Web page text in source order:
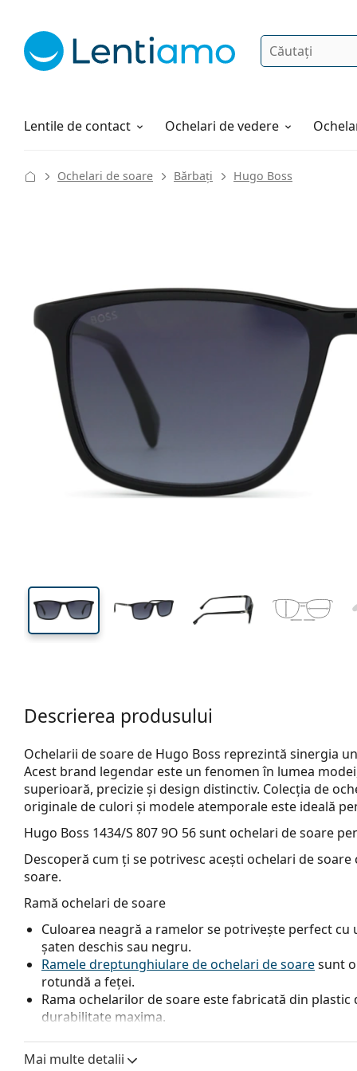
Căutare
Lentile de contact
Soluții Ochelari de vedere
Cum comandați
Ochelari de soare Bărbați Hugo Boss
42 mm
Înălțime lentilă Lățimea lentilei
Lățimea
Descrierea produsului
Ochelarii de soare de Hugo Boss reprezintă sinergia
Acest brand legendar este un fenomen în lumea
superioară, precizie și design distinctiv. Colecția de
originale de culori și modele atemporale este ideală
Hugo Boss 1434/S 807 9O 56sunt ochelari de soare
Descoperă cum ți se potrivesc acești ochelari de
soare.
Ramă ochelari de soare
Culoarea neagră a ramelor se potrivește perfect
șaten deschis sau negru.
Ramele dreptunghiulare de ochelari de soaresunt
rotundă a feței.
Rama ochelarilor de soare este fabricată din
durabilitate maxima.
la purtare. Ramele sunt mai rezistente la daune și
Mai multe detalii